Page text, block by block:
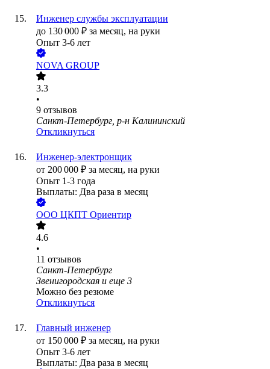
Инженер службы эксплуатации
до 130 000 ₽ за месяц, на руки
Опыт 3-6 лет
NOVA GROUP
3.3
•
9 отзывов
Санкт-Петербург, р-н Калининский
Откликнуться
Инженер-электронщик
от 200 000 ₽ за месяц, на руки
Опыт 1-3 года
Выплаты: Два раза в месяц
ООО ЦКПТ Ориентир
4.6
•
11 отзывов
Санкт-Петербург
Звенигородская и еще 3
Можно без резюме
Откликнуться
Главный инженер
от 150 000 ₽ за месяц, на руки
Опыт 3-6 лет
Выплаты: Два раза в месяц